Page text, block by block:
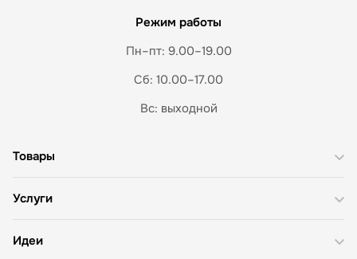
Режим работы
Пн–пт: 9.00–19.00
Сб: 10.00–17.00
Вс: выходной
Товары
Услуги
Идеи